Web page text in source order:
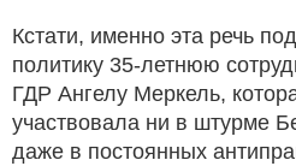
Кстати, именно эта речь
политику 35-летнюю
ГДР Ангелу Меркель,
участвовала ни в штурме
даже в постоянных